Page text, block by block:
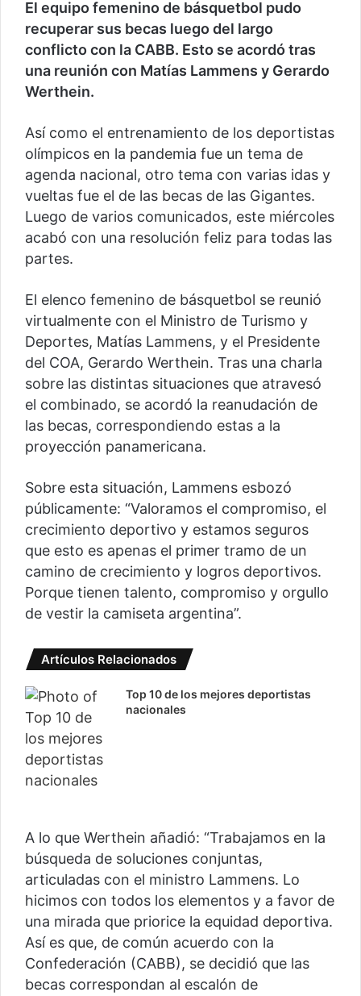
El equipo femenino de básquetbol pudo
recuperar sus becas luego del largo
conflicto con la CABB. Esto se acordó tras
una reunión con Matías Lammens y Gerardo
Werthein.
Así como el entrenamiento de los deportistas
olímpicos en la pandemia fue un tema de
agenda nacional, otro tema con varias idas y
vueltas fue el de las becas de las Gigantes.
Luego de varios comunicados, este miércoles
acabó con una resolución feliz para todas las
partes.
El elenco femenino de básquetbol se reunió
virtualmente con el Ministro de Turismo y
Deportes, Matías Lammens, y el Presidente
del COA, Gerardo Werthein. Tras una charla
sobre las distintas situaciones que atravesó
el combinado, se acordó la reanudación de
las becas, correspondiendo estas a la
proyección panamericana.
Sobre esta situación, Lammens esbozó
públicamente: “Valoramos el compromiso, el
crecimiento deportivo y estamos seguros
que esto es apenas el primer tramo de un
camino de crecimiento y logros deportivos.
Porque tienen talento, compromiso y orgullo
de vestir la camiseta argentina”.
Artículos Relacionados
Top 10 de los mejores deportistas
nacionales
A lo que Werthein añadió: “Trabajamos en la
búsqueda de soluciones conjuntas,
articuladas con el ministro Lammens. Lo
hicimos con todos los elementos y a favor de
una mirada que priorice la equidad deportiva.
Así es que, de común acuerdo con la
Confederación (CABB), se decidió que las
becas correspondan al escalón de